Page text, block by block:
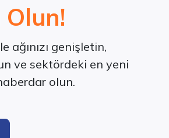
Olun!
ağınızı genişletin,
ve sektördeki en yeni
olun.